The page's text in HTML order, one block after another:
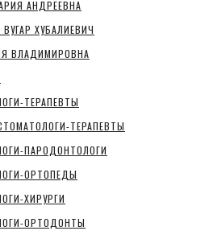
АНДРЕЕВНА
ХУБАЛИЕВИЧ
ВЛАДИМИРОВНА
ТЕРАПЕВТЫ
ТЕРАПЕВТЫ
ПАРОДОНТОЛОГИ
ОРТОПЕДЫ
ХИРУРГИ
ОРТОДОНТЫ